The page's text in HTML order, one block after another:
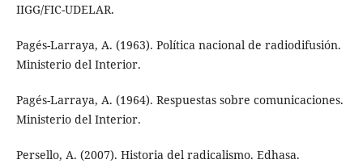
IIGG/FIC-UDELAR.
Pagés-Larraya, A. (1963). Política nacional de radiodifusión.
Ministerio del Interior.
Pagés-Larraya, A. (1964). Respuestas sobre comunicaciones.
Ministerio del Interior.
Persello, A. (2007). Historia del radicalismo. Edhasa.